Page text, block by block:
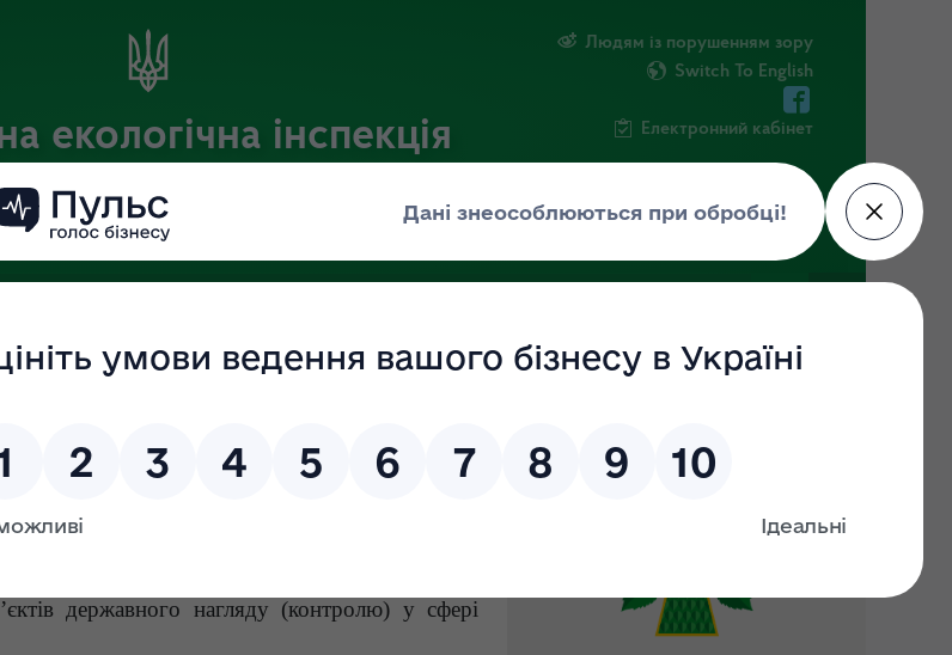
екологічна інспекція
округу
веб-портал Державної екологічної інспекції України
Людям із порушенням зору
Switch To English
Електронний кабінет
нагляду (контролю) у
середовища з 31
року
середовища Південного округу у
державного нагляду (контролю) у сфері